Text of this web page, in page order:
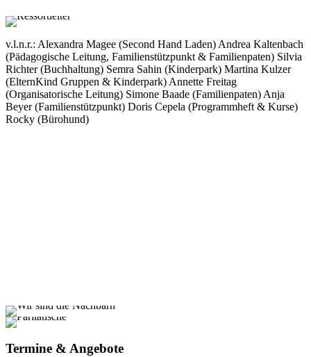
v.l.n.r.: Alexandra Magee (Second Hand Laden) Andrea Kaltenbach
(Pädagogische Leitung, Familienstützpunkt & Familienpaten) Silvia
Richter (Buchhaltung) Semra Sahin (Kinderpark) Martina Kulzer
(ElternKind Gruppen & Kinderpark) Annette Freitag
(Organisatorische Leitung) Simone Baade (Familienpaten) Anja
Beyer (Familienstützpunkt) Doris Cepela (Programmheft & Kurse)
Rocky (Bürohund)
Termine & Angebote